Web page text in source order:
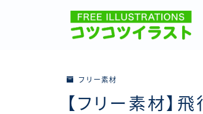
フリー素材
【フリー素材】